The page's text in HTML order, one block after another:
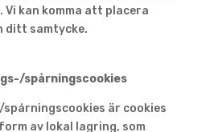
kan komma att placera
ditt samtycke.
spårningscookies
är cookies
av lokal lagring, som